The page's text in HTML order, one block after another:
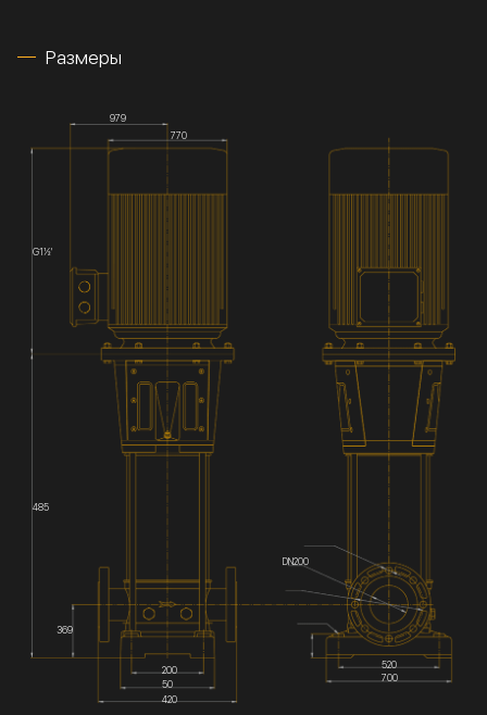
Размеры
DN200
979
770
G1½'
485
369
200
50
420
520
700